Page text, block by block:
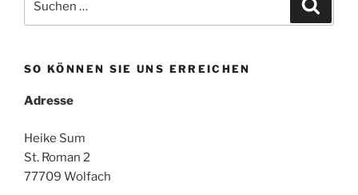
nach:
SO KÖNNEN SIE UNS ERREICHEN
Adresse
Heike Sum
St. Roman 2
77709 Wolfach